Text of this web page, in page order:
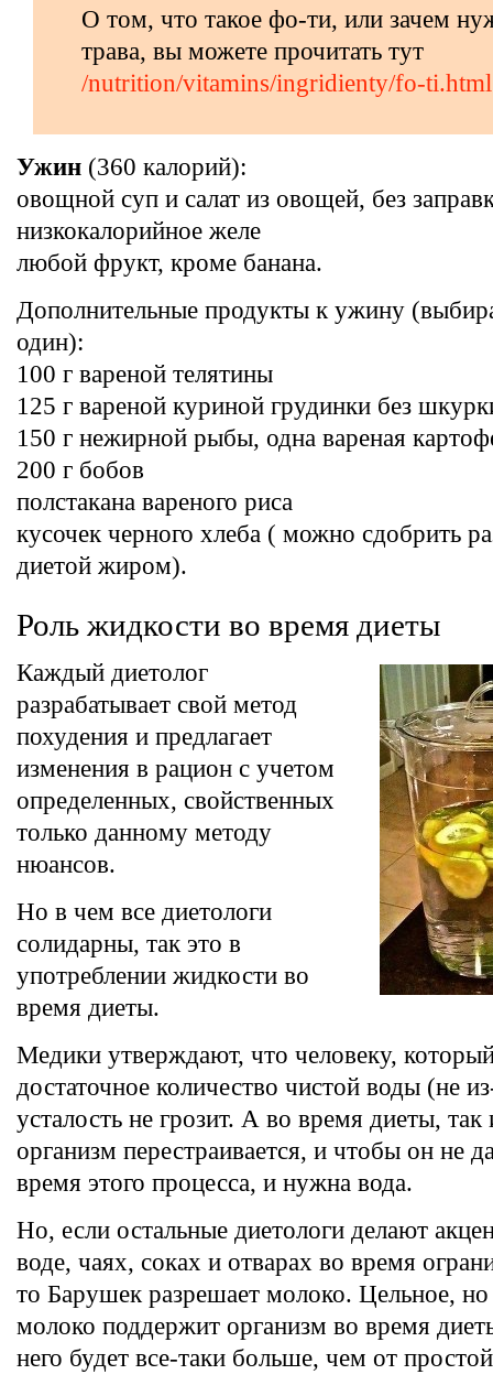
О том, что такое фо-ти, или зачем
трава, вы можете прочитать тут
/nutrition/vitamins/ingridienty/fo-ti.html
Ужин (360 калорий):
овощной суп и салат из овощей, без
низкокалорийное желе
любой фрукт, кроме банана.
Дополнительные продукты к ужину
один):
100 г вареной телятины
125 г вареной куриной грудинки без
150 г нежирной рыбы, одна вареная
200 г бобов
полстакана вареного риса
кусочек черного хлеба ( можно сдобрить
диетой жиром).
Роль жидкости во время диеты
Каждый диетолог
разрабатывает свой метод
похудения и предлагает
изменения в рацион с учетом
определенных, свойственных
только данному методу
нюансов.
Но в чем все диетологи
солидарны, так это в
употреблении жидкости во
время диеты.
Медики утверждают, что человеку,
достаточное количество чистой воды (не
усталость не грозит. А во время диеты, так
организм перестраивается, и чтобы он не
время этого процесса, и нужна вода.
Но, если остальные диетологи делают
воде, чаях, соках и отварах во время
то Барушек разрешает молоко. Цельное,
молоко поддержит организм во время
него будет все-таки больше, чем от